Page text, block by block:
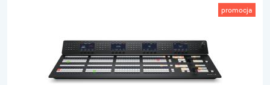
promocja